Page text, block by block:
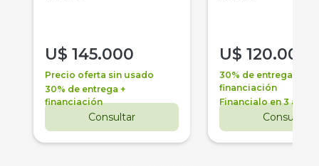
U$ 145.000
Precio oferta sin usado
30% de entrega +
financiación
Consultar
U$ 120.000
30% de entrega +
financiación
Financialo en 3 años
Consultar